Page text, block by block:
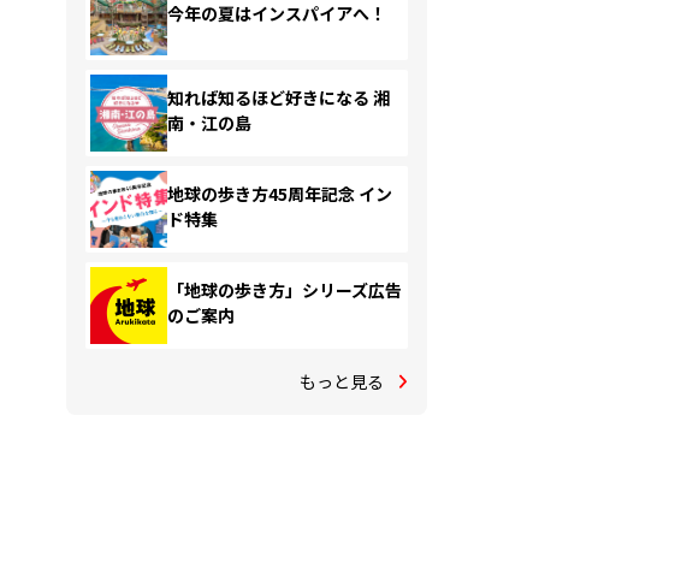
今年の夏はインスパイアへ！
知れば知るほど好きになる 湘
南・江の島
地球の歩き方45周年記念 イン
ド特集
「地球の歩き方」シリーズ広告
のご案内
もっと見る